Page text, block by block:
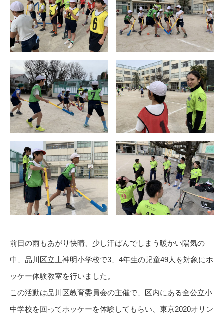
前日の雨もあがり快晴、少し汗ばんでしまう暖かい陽気の
中、品川区立上神明小学校で3、4年生の児童49人を対象にホ
ッケー体験教室を行いました。
この活動は品川区教育委員会の主催で、区内にある全公立小
中学校を回ってホッケーを体験してもらい、東京2020オリン